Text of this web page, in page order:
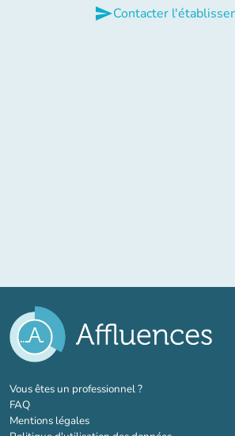
sendContacter
Vous êtes un professionnel ?(nouvel onglet)
FAQ
Mentions légales